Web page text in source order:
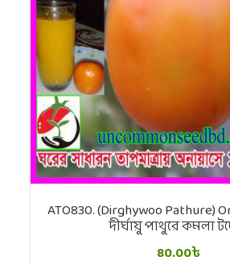
ATO830. (Dirghywoo Pathure)
দীর্ঘায়ু পাথুরে কমলা
80.00৳